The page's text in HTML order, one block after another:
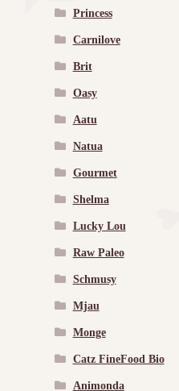
Princess
Carnilove
Brit
Oasy
Aatu
Natua
Gourmet
Shelma
Lucky Lou
Raw Paleo
Schmusy
Mjau
Monge
Catz FineFood Bio
Animonda